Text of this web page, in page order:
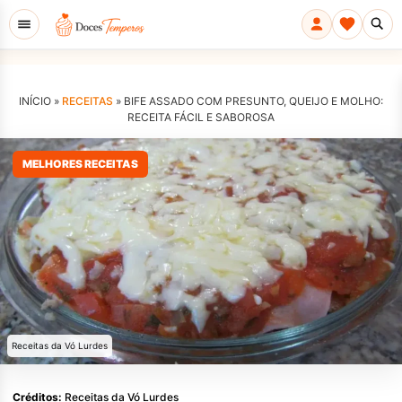
INÍCIO » RECEITAS » BIFE ASSADO COM PRESUNTO, QUEIJO E MOLHO:
RECEITA FÁCIL E SABOROSA
MELHORES RECEITAS
Receitas da Vó Lurdes
Créditos: Receitas da Vó Lurdes